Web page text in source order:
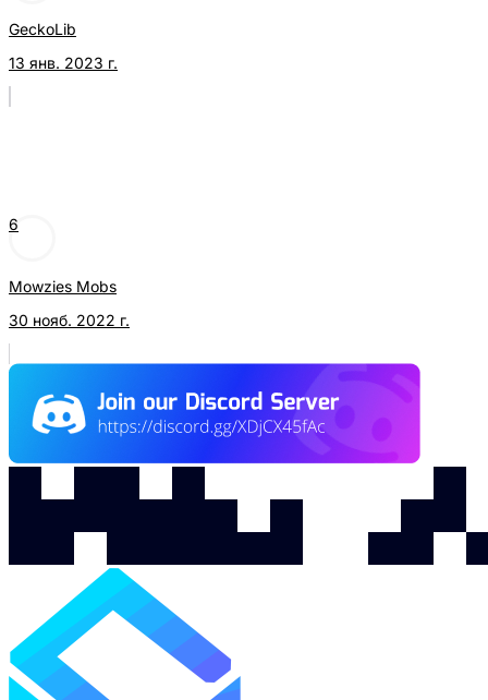
GeckoLib
13 янв. 2023 г.
6
Mowzies Mobs
30 нояб. 2022 г.